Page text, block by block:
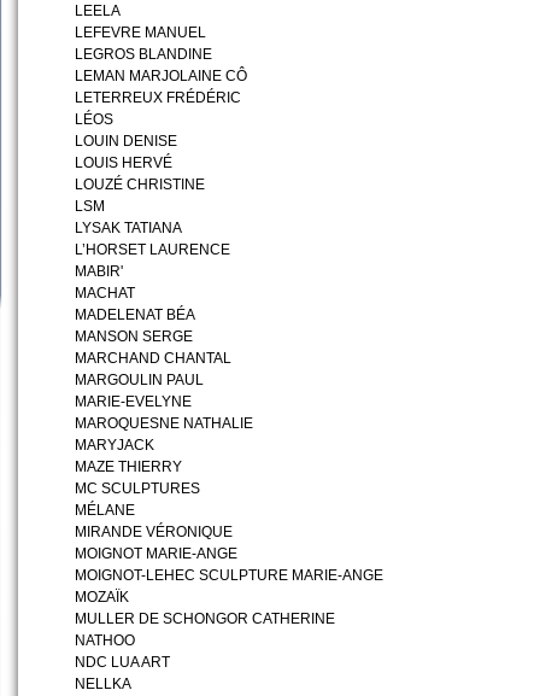
LEELA
LEFEVRE MANUEL
LEGROS BLANDINE
LEMAN MARJOLAINE CÔ
LETERREUX FRÉDÉRIC
LÉOS
LOUIN DENISE
LOUIS HERVÉ
LOUZÉ CHRISTINE
LSM
LYSAK TATIANA
L’HORSET LAURENCE
MABIR'
MACHAT
MADELENAT BÉA
MANSON SERGE
MARCHAND CHANTAL
MARGOULIN PAUL
MARIE-EVELYNE
MAROQUESNE NATHALIE
MARYJACK
MAZE THIERRY
MC SCULPTURES
MÉLANE
MIRANDE VÉRONIQUE
MOIGNOT MARIE-ANGE
MOIGNOT-LEHEC SCULPTURE MARIE-ANGE
MOZAÏK
MULLER DE SCHONGOR CATHERINE
NATHOO
NDC LUA ART
NELLKA